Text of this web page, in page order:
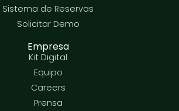
Sistema de Reservas
Solicitar Demo
Empresa
Kit Digital
Equipo
Careers
Prensa